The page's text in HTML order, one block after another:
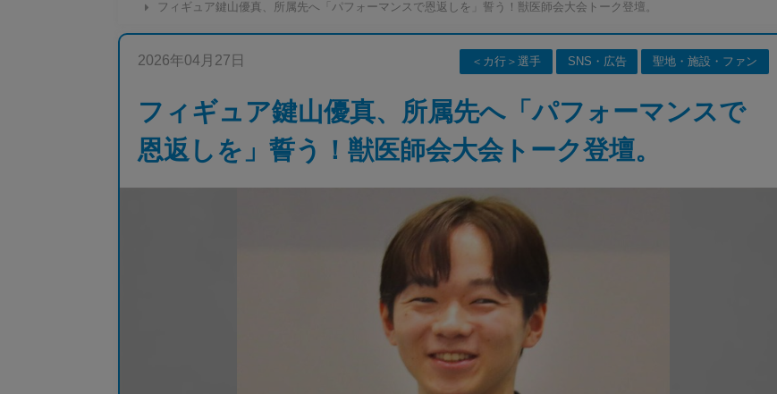
フィギュア鍵山優真、所属先へ「パフォーマンスで恩返しを」誓う！獣医師会大会トーク登壇。
2026年04月27日 ＜カ行＞選手 SNS・広告 聖地・施設・ファン
フィギュア鍵山優真、所属先へ「パフォーマンスで
恩返しを」誓う！獣医師会大会トーク登壇。